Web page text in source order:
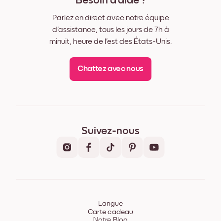
Parlez en direct avec notre équipe
d'assistance, tous les jours de 7h à
minuit, heure de l'est des États-Unis.
Chattez avec nous
Suivez-nous
Langue
Carte cadeau